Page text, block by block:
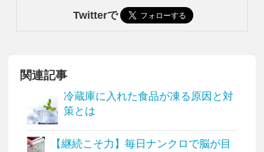
Twitterで
関連記事
冷蔵庫に入れた食品が凍る原因と対
策とは
【継続こそ力】毎日ナンクロで脳が目